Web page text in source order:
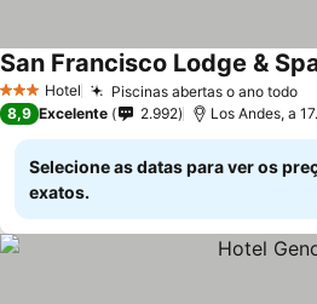
3 EstrelasHotel Piscinas abertas o ano todo
San Francisco Lodge &
8,9 Excelente 2.992 Los Andes, a
Selecione as datas para ver os
exatos.